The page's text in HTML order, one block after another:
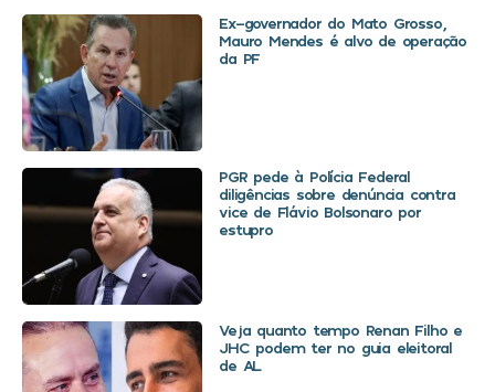
Ex-governador do Mato Grosso,
Mauro Mendes é alvo de operação
da PF
PGR pede à Polícia Federal
diligências sobre denúncia contra
vice de Flávio Bolsonaro por
estupro
Veja quanto tempo Renan Filho e
JHC podem ter no guia eleitoral
de AL